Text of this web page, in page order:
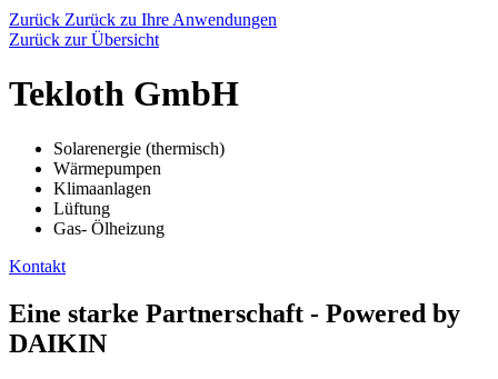
Zurück Zurück zu Ihre Anwendungen
Zurück zur Übersicht
Tekloth GmbH
Solarenergie (thermisch)
Wärmepumpen
Klimaanlagen
Lüftung
Gas- Ölheizung
Kontakt
Eine starke Partnerschaft - Powered by
DAIKIN